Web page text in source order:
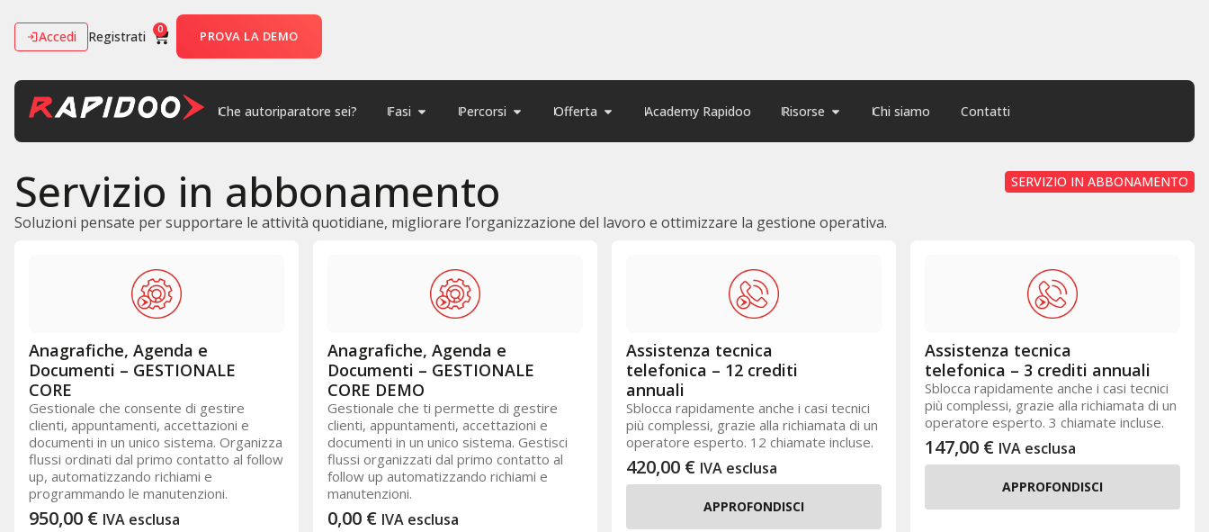
Accedi Registrati 0 PROVA LA DEMO
Che autoriparatore sei? Fasi Percorsi Offerta Academy Rapidoo Risorse Chi siamo Contatti
SERVIZIO IN ABBONAMENTO
Servizio in abbonamento
Soluzioni pensate per supportare le attività quotidiane, migliorare l’organizzazione del lavoro e ottimizzare la gestione operativa.
Anagrafiche, Agenda e
Documenti – GESTIONALE
CORE
Gestionale che consente di gestire
clienti, appuntamenti, accettazioni e
documenti in un unico sistema. Organizza
flussi ordinati dal primo contatto al follow
up, automatizzando richiami e
programmando le manutenzioni.
950,00 € IVA esclusa
Anagrafiche, Agenda e
Documenti – GESTIONALE
CORE DEMO
Gestionale che ti permette di gestire
clienti, appuntamenti, accettazioni e
documenti in un unico sistema. Gestisci
flussi organizzati dal primo contatto al
follow up automatizzando richiami e
manutenzioni.
0,00 € IVA esclusa
Assistenza tecnica
telefonica – 12 crediti
annuali
Sblocca rapidamente anche i casi tecnici
più complessi, grazie alla richiamata di un
operatore esperto. 12 chiamate incluse.
420,00 € IVA esclusa
APPROFONDISCI
Assistenza tecnica
telefonica – 3 crediti annuali
Sblocca rapidamente anche i casi tecnici
più complessi, grazie alla richiamata di un
operatore esperto. 3 chiamate incluse.
147,00 € IVA esclusa
APPROFONDISCI